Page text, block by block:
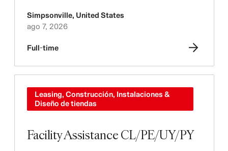
Simpsonville, United States
ago 7, 2026
Full-time
Facility Assistance CL/PE/UY/PY
Leasing, Construcción, Instalaciones &
Diseño de tiendas